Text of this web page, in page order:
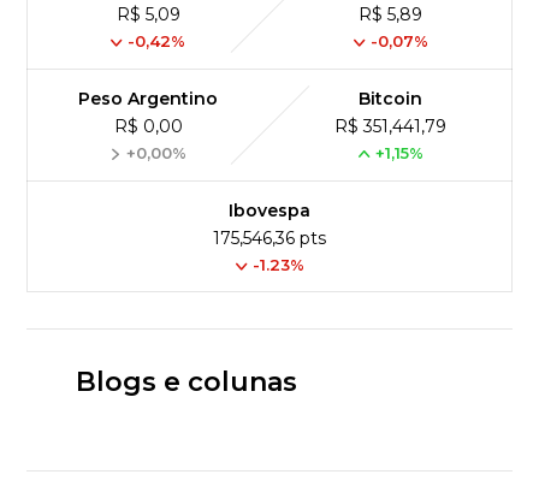
R$ 5,09
-0,42%
R$ 5,89
-0,07%
Peso Argentino
R$ 0,00
+0,00%
Bitcoin
R$ 351,441,79
+1,15%
Ibovespa
175,546,36 pts
-1.23%
Blogs e colunas